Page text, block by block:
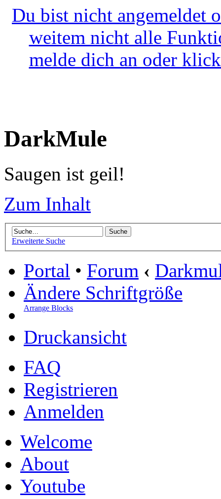
Du bist nicht angemeldet
weitem nicht alle
melde dich an oder
DarkMule
Saugen ist geil!
Zum Inhalt
Erweiterte Suche
Portal • Forum ‹
Ändere Schriftgröße
Arrange Blocks
Druckansicht
FAQ
Registrieren
Anmelden
Welcome
About
Youtube